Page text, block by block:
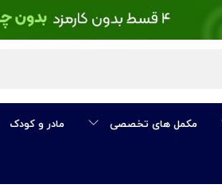
مکمل های تخصصی مادر و کودک